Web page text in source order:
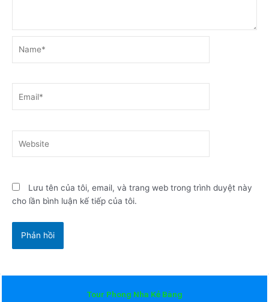
Lưu tên của tôi, email, và trang web trong trình duyệt này
cho lần bình luận kế tiếp của tôi.
Tour Phong Nha Kẻ Bàng